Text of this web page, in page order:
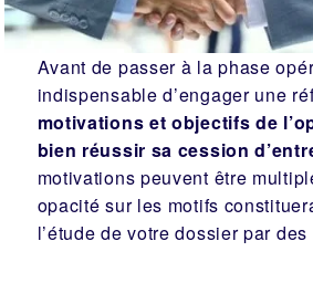
Avant de passer à la phase
indispensable d’engager une
motivations et objectifs de
bien réussir sa cession
motivations peuvent être
opacité sur les motifs
l’étude de votre dossier par